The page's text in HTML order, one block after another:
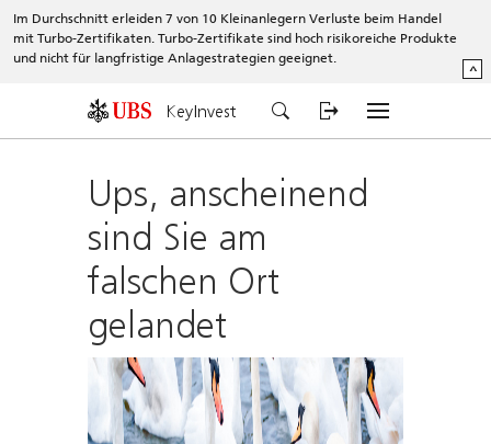
Im Durchschnitt erleiden 7 von 10 Kleinanlegern Verluste beim Handel
mit Turbo-Zertifikaten. Turbo-Zertifikate sind hoch risikoreiche Produkte
und nicht für langfristige Anlagestrategien geeignet.
^
KeyInvest
Ups, anscheinend
sind Sie am
falschen Ort
gelandet